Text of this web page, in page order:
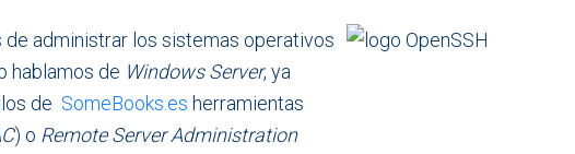
administrar los sistemas operativos
hablamos de Windows Server, ya
de SomeBooks.es herramientas
) o Remote Server Administration